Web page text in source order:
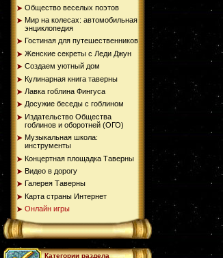
Общество веселых поэтов
Мир на колесах: автомобильная
энциклопедия
Гостиная для путешественников
Женские секреты с Леди Джун
Создаем уютный дом
Кулинарная книга таверны
Лавка гоблина Фингуса
Досужие беседы с гоблином
Издательство Общества
гоблинов и оборотней (ОГО)
Музыкальная школа:
инструменты
Концертная площадка Таверны
Видео в дорогу
Галерея Таверны
Карта страны Интернет
Онлайн игры
Категории раздела